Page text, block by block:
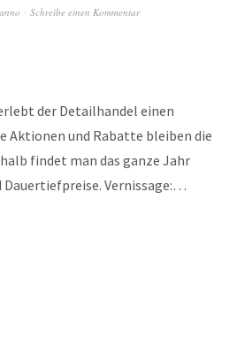
Schreibe einen Kommentar
der Detailhandel einen
Aktionen und Rabatte bleiben die
findet man das ganze Jahr
Vernissage:…